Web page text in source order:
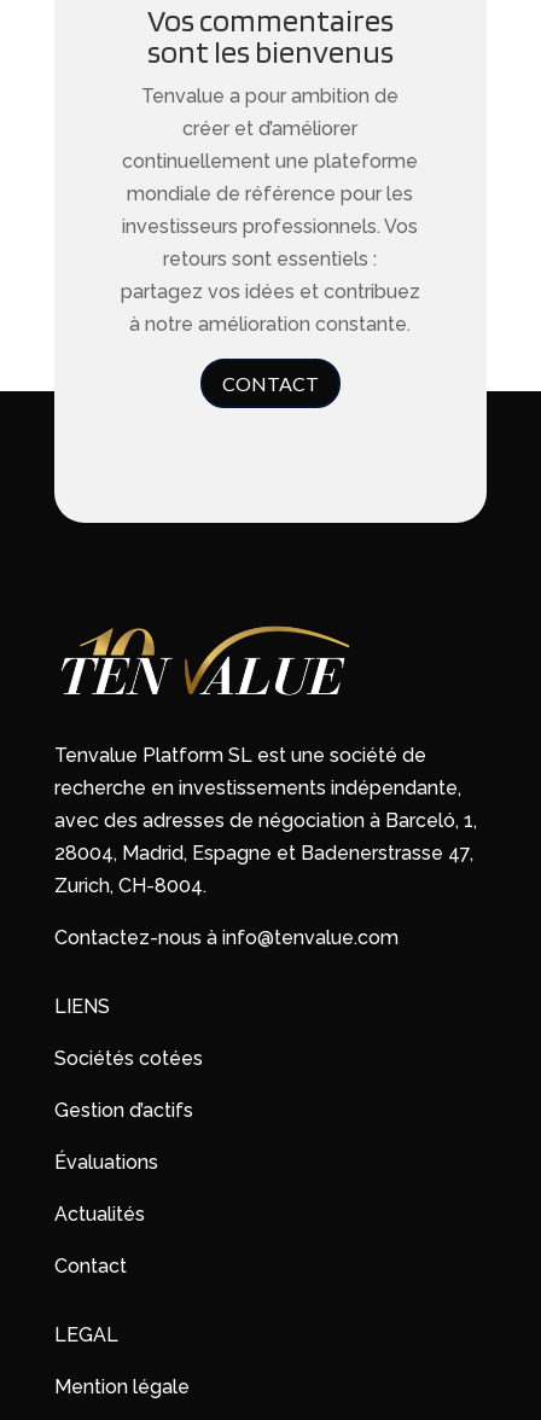
Vos commentaires
sont les bienvenus
Tenvalue a pour ambition de
créer et d’améliorer
continuellement une plateforme
mondiale de référence pour les
investisseurs professionnels. Vos
retours sont essentiels :
partagez vos idées et contribuez
à notre amélioration constante.
CONTACT
Tenvalue Platform SL est une société de
recherche en investissements indépendante,
avec des adresses de négociation à Barceló, 1,
28004, Madrid, Espagne et Badenerstrasse 47,
Zurich, CH-8004.
Contactez-nous à info@tenvalue.com
LIENS
Sociétés cotées
Gestion d’actifs
Évaluations
Actualités
Contact
LEGAL
Mention légale